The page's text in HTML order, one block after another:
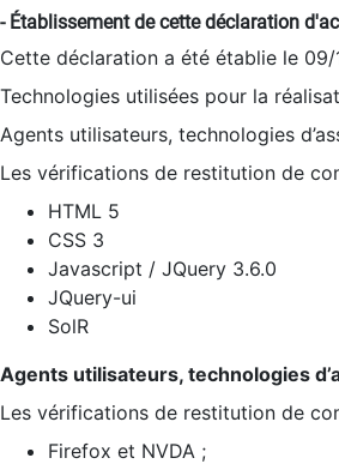
- Établissement de cette déclaration
Cette déclaration a été établie le
Technologies utilisées pour la
Agents utilisateurs, technologies
Les vérifications de restitution de
HTML 5
CSS 3
Javascript / JQuery 3.6.0
JQuery-ui
SolR
Agents utilisateurs, technologies
Les vérifications de restitution de
Firefox et NVDA ;